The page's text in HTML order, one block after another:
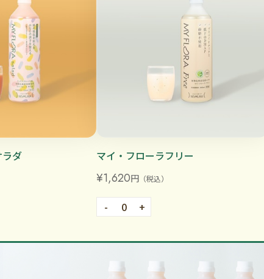
ダ マイ・フローラフリー
¥1,620円 （税込）
- 0 +